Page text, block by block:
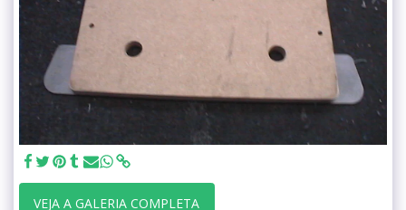
VEJA A GALERIA COMPLETA